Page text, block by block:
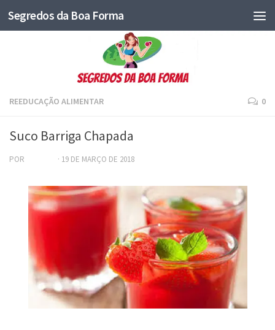
Segredos da Boa Forma
REEDUCAÇÃO ALIMENTAR 0
Suco Barriga Chapada
POR · 19 DE MARÇO DE 2018